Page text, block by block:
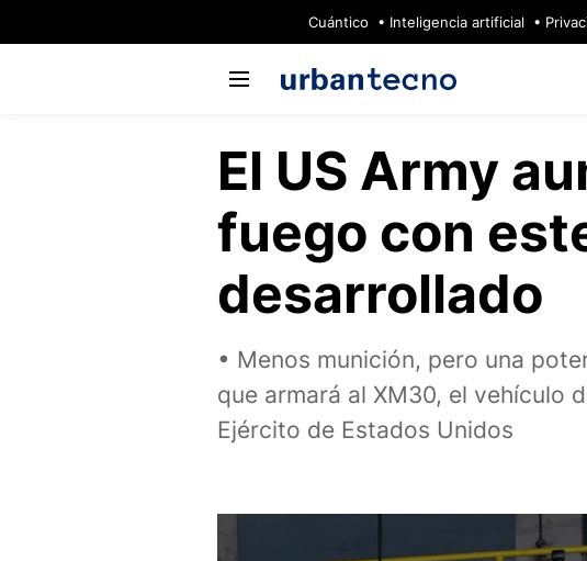
Cuántico Inteligencia artificial
El US Army
fuego con
desarrollado
Menos munición, pero una
que armará al XM30, el vehículo
Ejército de Estados Unidos